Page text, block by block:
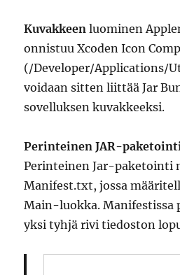
Kuvakkeen luominen
onnistuu Xcoden Icon
(/Developer/Applications/
voidaan sitten liittää Jar
sovelluksen kuvakkeeksi.
Perinteinen JAR-
Perinteinen Jar-paketointi
Manifest.txt, jossa
Main-luokka. Manifestissa
yksi tyhjä rivi tiedoston